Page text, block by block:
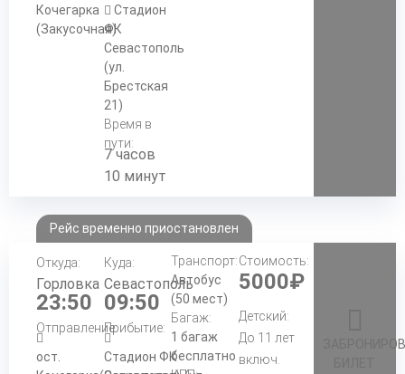
Кочегарка
(Закусочная)
Стадион
ФК
Севастополь
(ул.
Брестская
21)
Время в
пути:
7 часов
10 минут
Рейс временно приостановлен
Откуда:
Горловка
23:50
Отправление:
ост.
Куда:
Севастополь
09:50
Прибытие:
Стадион ФК
Транспорт:
Автобус
(50 мест)
Багаж:
1 багаж
бесплатно
Стоимость:
5000₽
Детский:
До 11 лет
включ.